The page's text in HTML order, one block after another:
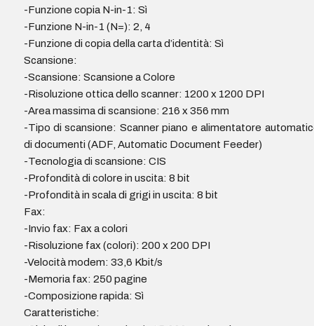
-Funzione copia N-in-1: Sì
-Funzione N-in-1 (N=): 2, 4
-Funzione di copia della carta d’identità: Sì
Scansione:
-Scansione: Scansione a Colore
-Risoluzione ottica dello scanner: 1200 x 1200 DPI
-Area massima di scansione: 216 x 356 mm
-Tipo di scansione: Scanner piano e alimentatore
di documenti (ADF, Automatic Document Feeder)
-Tecnologia di scansione: CIS
-Profondità di colore in uscita: 8 bit
-Profondità in scala di grigi in uscita: 8 bit
Fax:
-Invio fax: Fax a colori
-Risoluzione fax (colori): 200 x 200 DPI
-Velocità modem: 33,6 Kbit/s
-Memoria fax: 250 pagine
-Composizione rapida: Sì
Caratteristiche: